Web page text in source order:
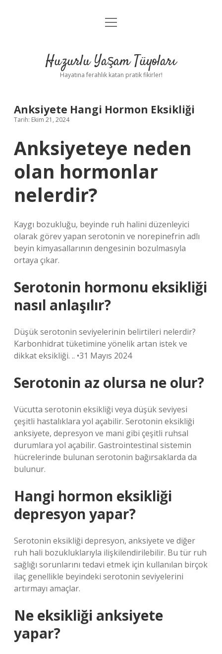
Anasayfa
Yasal Uyarı
menüyü
Huzurlu Yaşam Tüyoları
Hayatına ferahlık katan pratik fikirler!
Anksiyete Hangi Hormon Eksikliği
Tarih: Ekim 21, 2024
Anksiyeteye neden
olan hormonlar
nelerdir?
Kaygı bozukluğu, beyinde ruh halini düzenleyici
olarak görev yapan serotonin ve norepinefrin adlı
beyin kimyasallarının dengesinin bozulmasıyla
ortaya çıkar.
Serotonin hormonu eksikliği
nasıl anlaşılır?
Düşük serotonin seviyelerinin belirtileri nelerdir?
Karbonhidrat tüketimine yönelik artan istek ve
dikkat eksikliği. .. •31 Mayıs 2024
Serotonin az olursa ne olur?
Vücutta serotonin eksikliği veya düşük seviyesi
çeşitli hastalıklara yol açabilir. Serotonin eksikliği
anksiyete, depresyon ve mani gibi çeşitli ruhsal
durumlara yol açabilir. Gastrointestinal sistemin
hücrelerinde bulunan serotonin bağırsaklarda da
bulunur.
Hangi hormon eksikliği
depresyon yapar?
Serotonin eksikliği depresyon, anksiyete ve diğer
ruh hali bozukluklarıyla ilişkilendirilebilir. Bu tür ruh
sağlığı sorunlarını tedavi etmek için kullanılan birçok
ilaç genellikle beyindeki serotonin seviyelerini
artırmayı amaçlar.
Ne eksikliği anksiyete
yapar?